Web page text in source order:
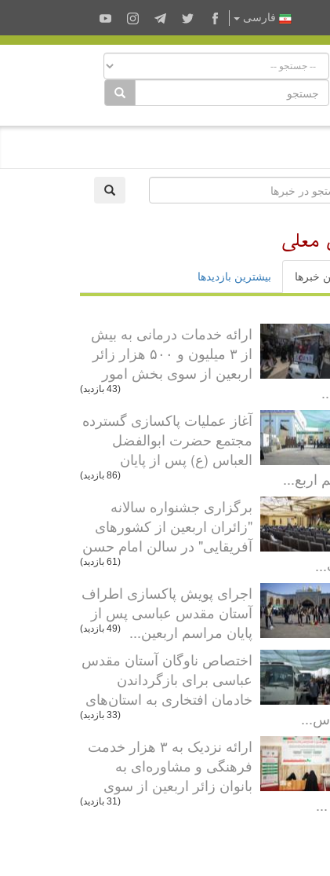
فارسى
معلی
خبرها بیشترین بازدیدها
ارائه خدمات درمانی به بیش
از ۳ میلیون و ۵۰۰ هزار زائر
اربعین از سوی بخش امور
(43 بازدید)
آغاز عملیات پاکسازی گسترده
مجتمع حضرت ابوالفضل
العباس (ع) پس از پایان
اربع...
(86 بازدید)
برگزاری جشنواره سالانه
"زائران اربعین از کشورهای
آفریقایی" در سالن امام حسن
(61 بازدید)
اجرای پویش پاکسازی اطراف
آستان مقدس عباسی پس از
پایان مراسم اربعین...
(49 بازدید)
اختصاص ناوگان آستان مقدس
عباسی برای بازگرداندن
خادمان افتخاری به استان‌های
(33 بازدید)
ارائه نزدیک به ۳ هزار خدمت
فرهنگی و مشاوره‌ای به
بانوان زائر اربعین از سوی
(31 بازدید)